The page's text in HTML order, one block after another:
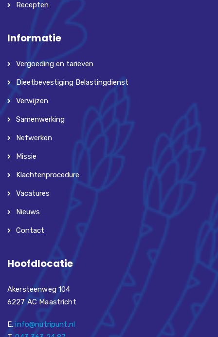
Recepten
Informatie
Vergoeding en tarieven
Dieetbevestiging Belastingdienst
Verwijzen
Samenwerking
Netwerken
Missie
Klachtenprocedure
Vacatures
Nieuws
Contact
Hoofdlocatie
Akersteenweg 104
6227 AC Maastricht
E.info@nutripunt.nl